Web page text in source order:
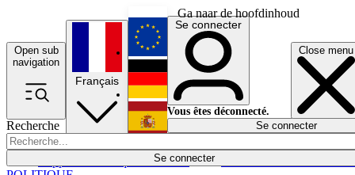
Ga naar de hoofdinhoud
Open sub
navigation
Close menu
Recherche
Se connecter
Économie
Français
English
Deutsch
Español
Se connecter
Vous êtes déconnecté.
Se connecter